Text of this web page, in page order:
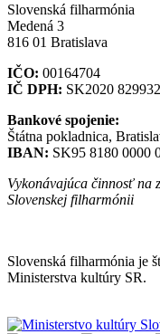
Slovenská filharmónia
Medená 3
816 01 Bratislava
IČO: 00164704
IČ DPH: SK2020 829932
Bankové spojenie:
Štátna pokladnica,
IBAN: SK95 8180 0000
Vykonávajúca činnosť na
Slovenskej filharmónii
Slovenská filharmónia je
Ministerstva kultúry SR.